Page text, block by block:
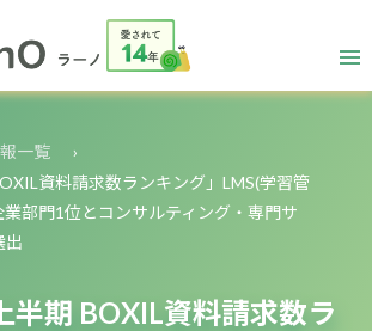
一覧
資料請求数ランキング」LMS(学習管
部門1位とコンサルティング・専門サ
出
半期 BOXIL資料請求数ラ